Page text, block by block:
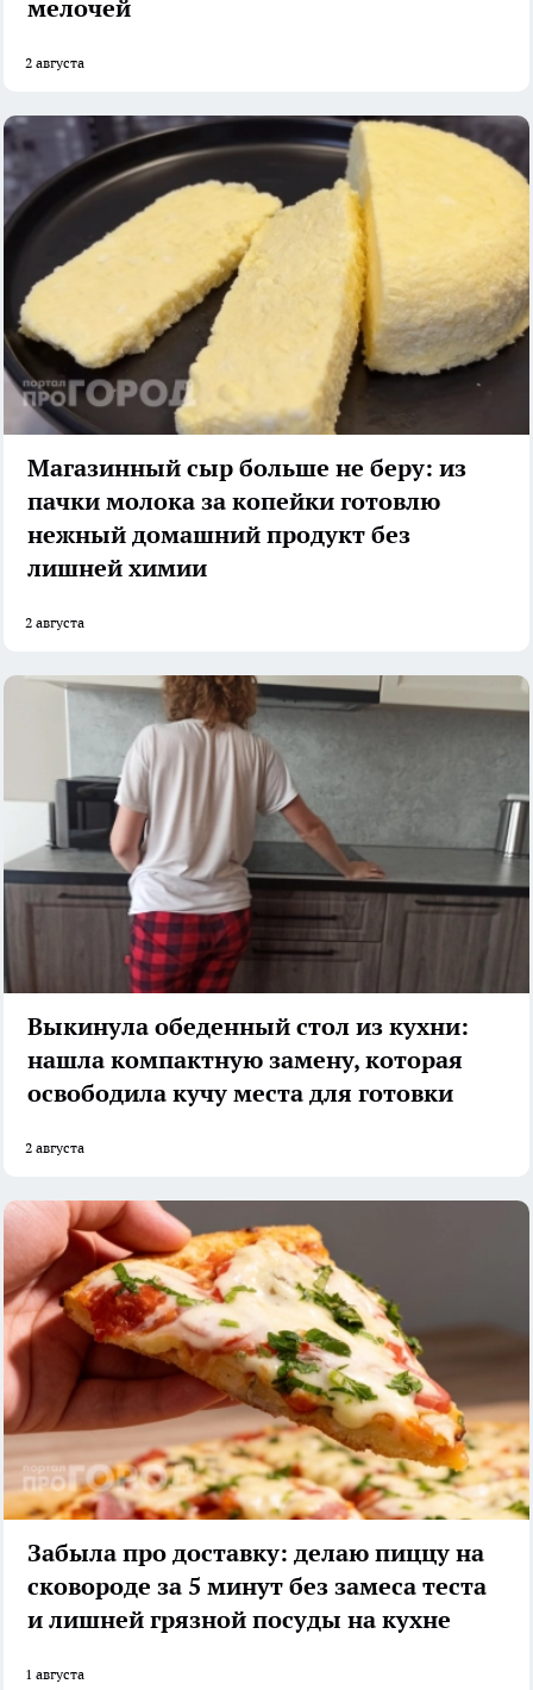
мелочей
2 августа
Магазинный сыр больше не беру: из
пачки молока за копейки готовлю
нежный домашний продукт без
лишней химии
2 августа
Выкинула обеденный стол из кухни:
нашла компактную замену, которая
освободила кучу места для готовки
2 августа
Забыла про доставку: делаю пиццу на
сковороде за 5 минут без замеса теста
и лишней грязной посуды на кухне
1 августа